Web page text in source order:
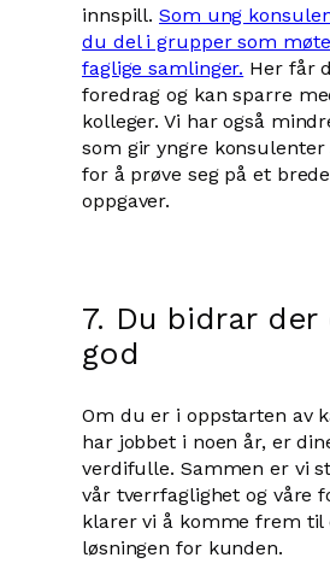
innspill.Som ung
du del i grupper som
faglige samlinger. Her får
foredrag og kan sparre
kolleger. Vi har også
som gir yngre
for å prøve seg på et
oppgaver.
7. Du bidrar der
god
Om du er i oppstarten av
har jobbet i noen år, er
verdifulle. Sammen er vi
vår tverrfaglighet og våre
klarer vi å komme frem til
løsningen for kunden.